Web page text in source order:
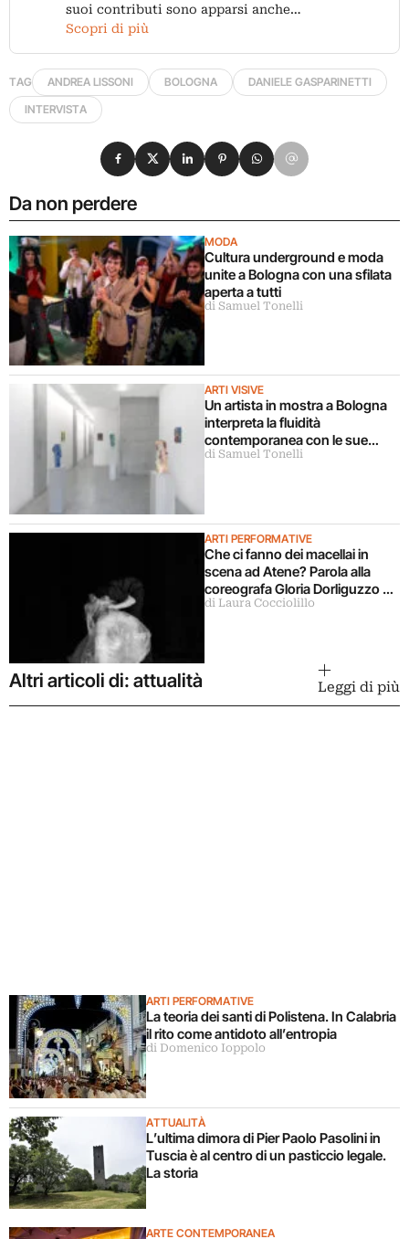
suoi contributi sono apparsi anche…
Scopri di più
TAG ANDREA LISSONI BOLOGNA
DANIELE GASPARINETTI
INTERVISTA
Da non perdere
MODA
Cultura underground e moda
unite a Bologna con una sfilata
aperta a tutti
di Samuel Tonelli
ARTI VISIVE
Un artista in mostra a Bologna
interpreta la fluidità
contemporanea con le sue
sculture
di Samuel Tonelli
ARTI PERFORMATIVE
Che ci fanno dei macellai in
scena ad Atene? Parola alla
coreografa Gloria Dorliguzzo e
la storica Lucia Amara
di Laura Cocciolillo
Condividi su Facebook
Condividi su X
Condividi su LinkedIn
Condividi su Pinterest
Condividi su WhatsApp
Condividi su Email
Altri articoli di: attualità Leggi di più
ARTI PERFORMATIVE
La teoria dei santi di Polistena. In Calabria
il rito come antidoto all’entropia
di Domenico Ioppolo
ATTUALITÀ
L’ultima dimora di Pier Paolo Pasolini in
Tuscia è al centro di un pasticcio legale.
La storia
ARTE CONTEMPORANEA